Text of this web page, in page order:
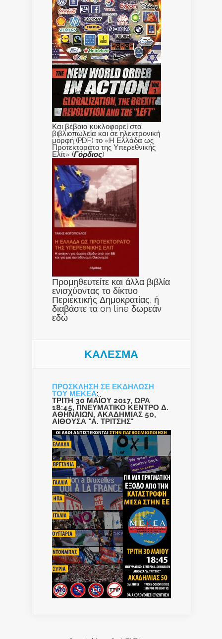
Και βέβαια κυκλοφορεί στα
βιβλιοπωλεία και σε ηλεκτρονική
μορφή (PDF) το «Η Ελλάδα ως
Προτεκτοράτο της Υπερεθνικής
Ελίτ» (Γόρδιος)
Προμηθευτείτε και άλλα βιβλία
ενισχύοντας το δίκτυο
Περιεκτικής Δημοκρατίας, ή
διαβάστε τα on line δωρεάν
εδώ
ΚΑΛΕΣΜΑ
ΠΡΟΣΚΛΗΣΗ ΣΕ ΕΚΔΗΛΩΣΗ
ΤΟΥ ΜΕΚΕΑ:
ΤΡΙΤΗ 30 ΜΑΪΟΥ 2017, ΩΡΑ
18:45, ΠΝΕΥΜΑΤΙΚΟ ΚΕΝΤΡΟ Δ.
ΑΘΗΝΑΙΩΝ, ΑΚΑΔΗΜΙΑΣ 50,
ΑΙΘΟΥΣΑ "Α. ΤΡΙΤΣΗΣ"